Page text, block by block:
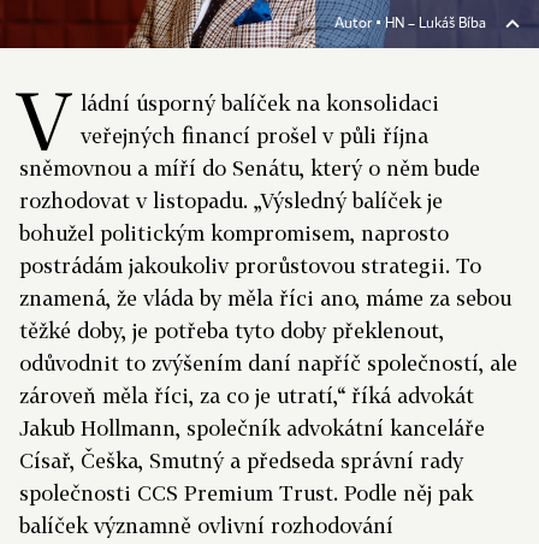
Autor ▪HN – Lukáš Bíba
V ládní úsporný balíček na konsolidaci
veřejných financí prošel v půli října
sněmovnou a míří do Senátu, který o něm bude
rozhodovat v listopadu. „Výsledný balíček je
bohužel politickým kompromisem, naprosto
postrádám jakoukoliv prorůstovou strategii. To
znamená, že vláda by měla říci ano, máme za sebou
těžké doby, je potřeba tyto doby překlenout,
odůvodnit to zvýšením daní napříč společností, ale
zároveň měla říci, za co je utratí,“ říká advokát
Jakub Hollmann, společník advokátní kanceláře
Císař, Češka, Smutný a předseda správní rady
společnosti CCS Premium Trust. Podle něj pak
balíček významně ovlivní rozhodování